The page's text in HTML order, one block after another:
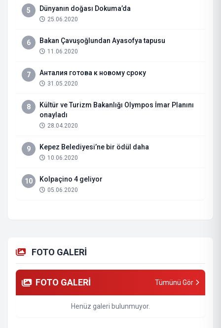
5 Dünyanın doğası Dokuma’da
25.06.2020
6 Bakan Çavuşoğlundan Ayasofya tapusu
11.06.2020
7 Анталия готова к новому сроку
31.05.2020
8
Kültür ve Turizm Bakanlığı Olympos İmar Planını
onayladı
28.04.2020
9 Kepez Belediyesi’ne bir ödül daha
10.06.2020
10 Kolpaçino 4 geliyor
05.06.2020
FOTO GALERİ
FOTO GALERİ Tümünü Gör
Henüz galeri bulunmuyor.